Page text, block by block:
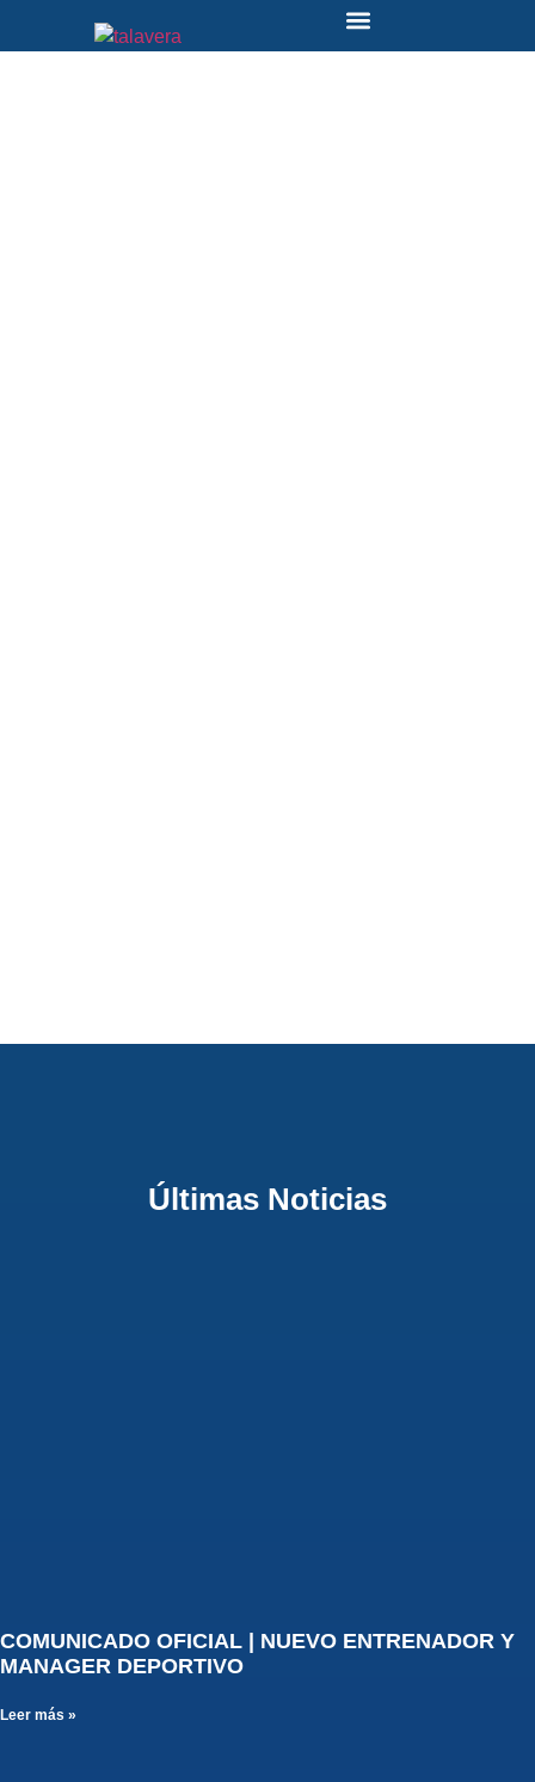
Últimas Noticias
COMUNICADO OFICIAL | NUEVO ENTRENADOR Y
MANAGER DEPORTIVO
Leer más »